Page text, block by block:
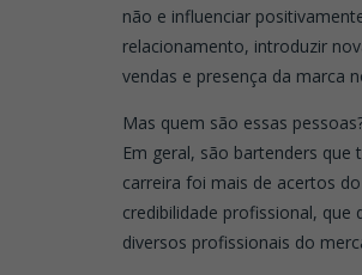
não e influenciar
relacionamento, introduzir
vendas e presença da marca
Mas quem são essas
Em geral, são bartenders
carreira foi mais de acertos
credibilidade profissional,
diversos profissionais do